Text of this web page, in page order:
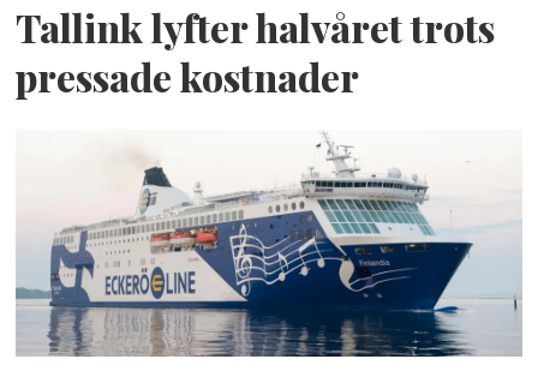
Tallink lyfter halvåret trots
pressade kostnader